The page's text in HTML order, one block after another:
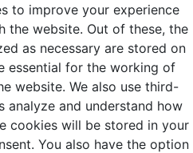
to improve your experience
the website. Out of these, the
as necessary are stored on
essential for the working of
website. We also use third-
analyze and understand how
cookies will be stored in your
You also have the option